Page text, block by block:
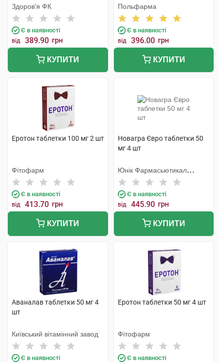
Здоров'я ФК
Є в наявності
від 389.90 грн
КУПИТИ
Польфарма
Є в наявності
від 396.00 грн
КУПИТИ
Еротон таблетки 100 мг 2 шт
Фітофарм
Є в наявності
від 413.70 грн
КУПИТИ
Новагра Євро таблетки 50
мг 4 шт
Юнік Фармасьютикал
Лабораторіз
Є в наявності
від 445.90 грн
КУПИТИ
Аваналав таблетки 50 мг 4
шт
Київський вітамінний завод
Є в наявності
Еротон таблетки 50 мг 4 шт
Фітофарм
Є в наявності